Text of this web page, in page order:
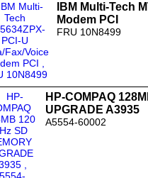
IBM Multi-Tech
Modem PCI
FRU 10N8499
HP-COMPAQ
UPGRADE A3935
A5554-60002